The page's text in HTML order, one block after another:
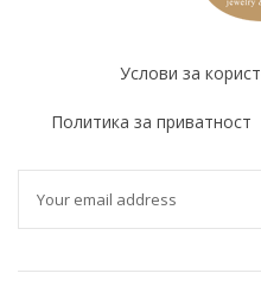
Услови за
Политика за приватност